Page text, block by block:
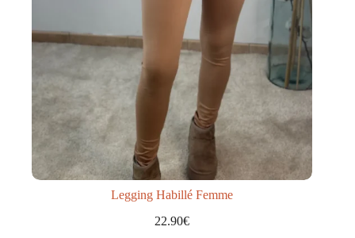
Legging Habillé Femme
22.90€